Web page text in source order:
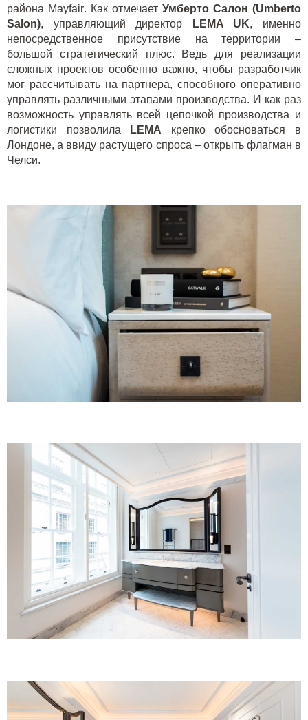
района Mayfair. Как отмечает Умберто Салон (Umberto
Salon), управляющий директор LEMA UK, именно
непосредственное присутствие на территории –
большой стратегический плюс. Ведь для реализации
сложных проектов особенно важно, чтобы разработчик
мог рассчитывать на партнера, способного оперативно
управлять различными этапами производства. И как раз
возможность управлять всей цепочкой производства и
логистики позволила
LEMA крепко обосноваться в
Лондоне, а ввиду растущего спроса – открыть флагман в
Челси.